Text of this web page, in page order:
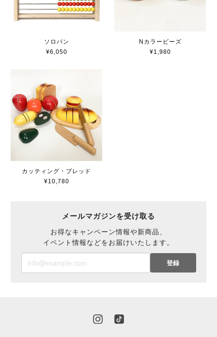
ソロバン
¥6,050
Nカラービーズ
¥1,980
カッティング・ブレッド
¥10,780
メールマガジンを受け取る
お得なキャンペーン情報や新商品、
イベント情報などをお届けいたします。
登録